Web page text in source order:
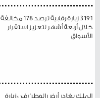
3191 زيارة رقابية ترصد 178 مخالفة
خلال أربعة أشهر لتعزيز استقرار
الأسواق
الملك يغادر أرض الوطن في زيارة